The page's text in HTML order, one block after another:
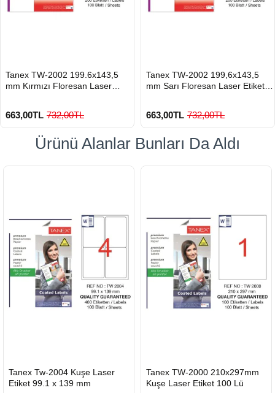
GÖNDERİ
900 TL Üzeri Kargo Ücretsiz
Tanex TW-2002 199.6x143,5
mm Kırmızı Floresan Laser
663,00TL 732,00TL
GÖNDERİ
900 TL Üzeri Kargo Ücretsiz
Tanex TW-2002 199,6x143,5
mm Sarı Floresan Laser Etiket
663,00TL 732,00TL
Ürünü Alanlar Bunları Da Aldı
GÖNDERİ
Tanex Tw-2004 Kuşe Laser
Etiket 99.1 x 139 mm
GÖNDERİ
Tanex TW-2000 210x297mm
Kuşe Laser Etiket 100 Lü